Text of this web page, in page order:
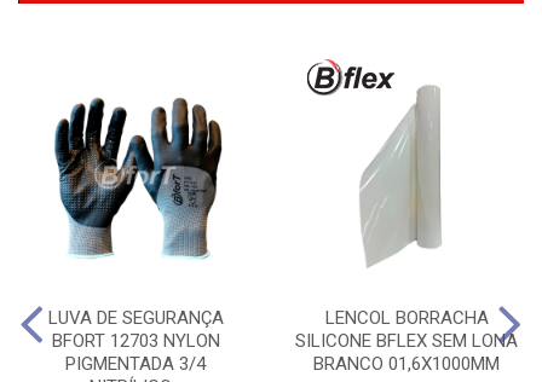
LUVA DE SEGURANÇA
BFORT 12703 NYLON
PIGMENTADA 3/4
LENCOL BORRACHA
SILICONE BFLEX SEM LONA
BRANCO 01,6X1000MM